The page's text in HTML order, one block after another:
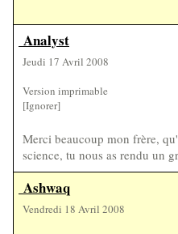
Analyst
Jeudi 17 Avril 2008
Version imprimable
[Ignorer]
Merci beaucoup mon frère,
science, tu nous as rendu un
Ashwaq
Vendredi 18 Avril 2008